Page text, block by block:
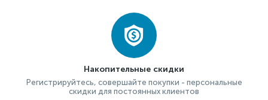
Накопительные скидки
Регистрируйтесь, совершайте покупки - персональные
скидки для постоянных клиентов